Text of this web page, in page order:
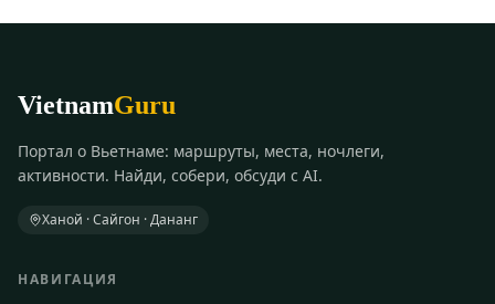
VietnamGuru
Портал о Вьетнаме: маршруты, места, ночлеги,
активности. Найди, собери, обсуди с AI.
Ханой · Сайгон · Дананг
НАВИГАЦИЯ